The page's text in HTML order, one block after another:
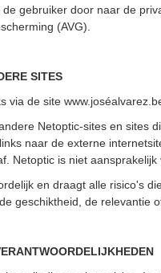
gebruiker door naar de
(AVG).
SITES
via de site
Netoptic-sites en sites
naar de externe
Netoptic is niet
en draagt alle risico's
geschiktheid, de relevantie